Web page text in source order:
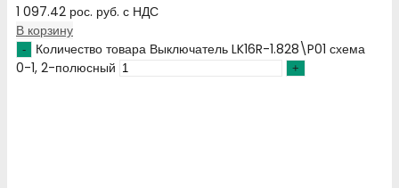
1 097.42 рос. руб. с НДС
В корзину
Количество товара Выключатель LK16R-1.828\P01 схема
0-1, 2-полюсный